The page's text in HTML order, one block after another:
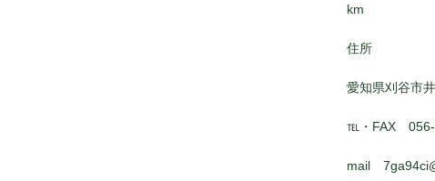
km
住所
愛知県刈谷市
℡・FAX 056-
mail